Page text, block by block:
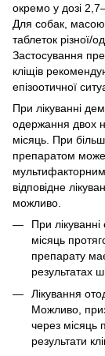
окремо у дозі
Для собак, масою
таблеток різної/
Застосування
кліщів
епізоотичної
При лікуванні
одержання двох
місяць. При
препаратом
відповідне
можливо.
При
місяць
препарату
результатах
Лікування
Можливо,
через місяць
результати